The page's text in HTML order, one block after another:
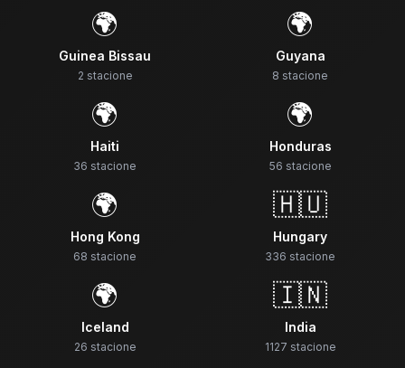
🌍
Guinea Bissau
2 stacione
🌍
Guyana
8 stacione
🌍
Haiti
36 stacione
🌍
Honduras
56 stacione
🌍
Hong Kong
68 stacione
🇭🇺
Hungary
336 stacione
🌍
Iceland
26 stacione
🇮🇳
India
1127 stacione